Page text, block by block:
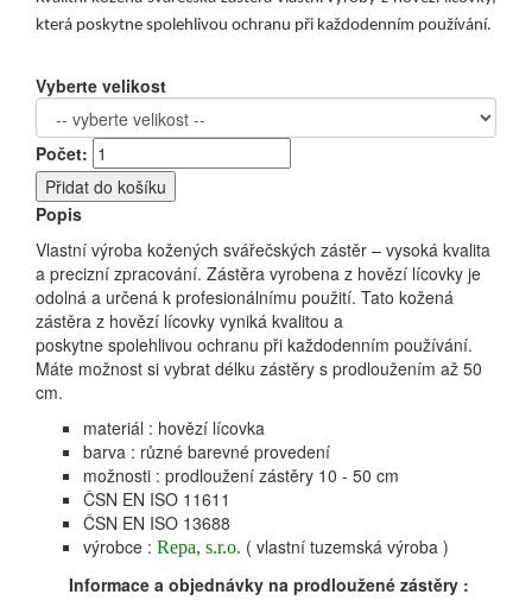
která poskytne spolehlivou ochranu při každodenním používání.
Vyberte velikost
Počet:
Přidat do košíku
Popis
Vlastní výroba kožených svářečských zástěr – vysoká kvalita
a precizní zpracování. Zástěra vyrobena z hovězí lícovky je
odolná a určená k profesionálnímu použití. Tato kožená
zástěra z hovězí lícovky vyniká kvalitou a
poskytne spolehlivou ochranu při každodenním používání.
Máte možnost si vybrat délku zástěry s prodloužením až 50
cm.
materiál : hovězí lícovka
barva : různé barevné provedení
možnosti : prodloužení zástěry 10 - 50 cm
ČSN EN ISO 11611
ČSN EN ISO 13688
výrobce : Repa, s.r.o. ( vlastní tuzemská výroba )
Informace a objednávky na prodloužené zástěry :